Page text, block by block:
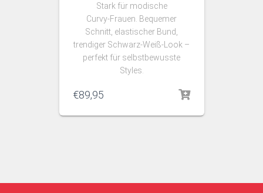
Stark für modische
Curvy‑Frauen. Bequemer
Schnitt, elastischer Bund,
trendiger Schwarz‑Weiß‑Look –
perfekt für selbstbewusste
Styles.
€89,95